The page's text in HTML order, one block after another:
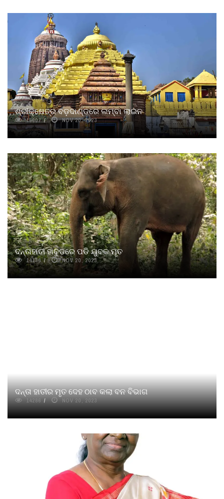
ଶ୍ରୀକ୍ଷେତ୍ର ବଡ଼ଦାଣ୍ଡରେ ଲମ୍ବା ଲାଇନ
15607 NOV 20, 2023
ଦନ୍ତାହାତୀ ହାବୁଡରେ ପଡି ଯୁବକ ମୃତ
14136 NOV 20, 2023
ଦନ୍ତା ହାତୀର ମୃତ ଦେହ ଠାବ କଲା ବନ ବିଭାଗ
14286 NOV 20, 2023